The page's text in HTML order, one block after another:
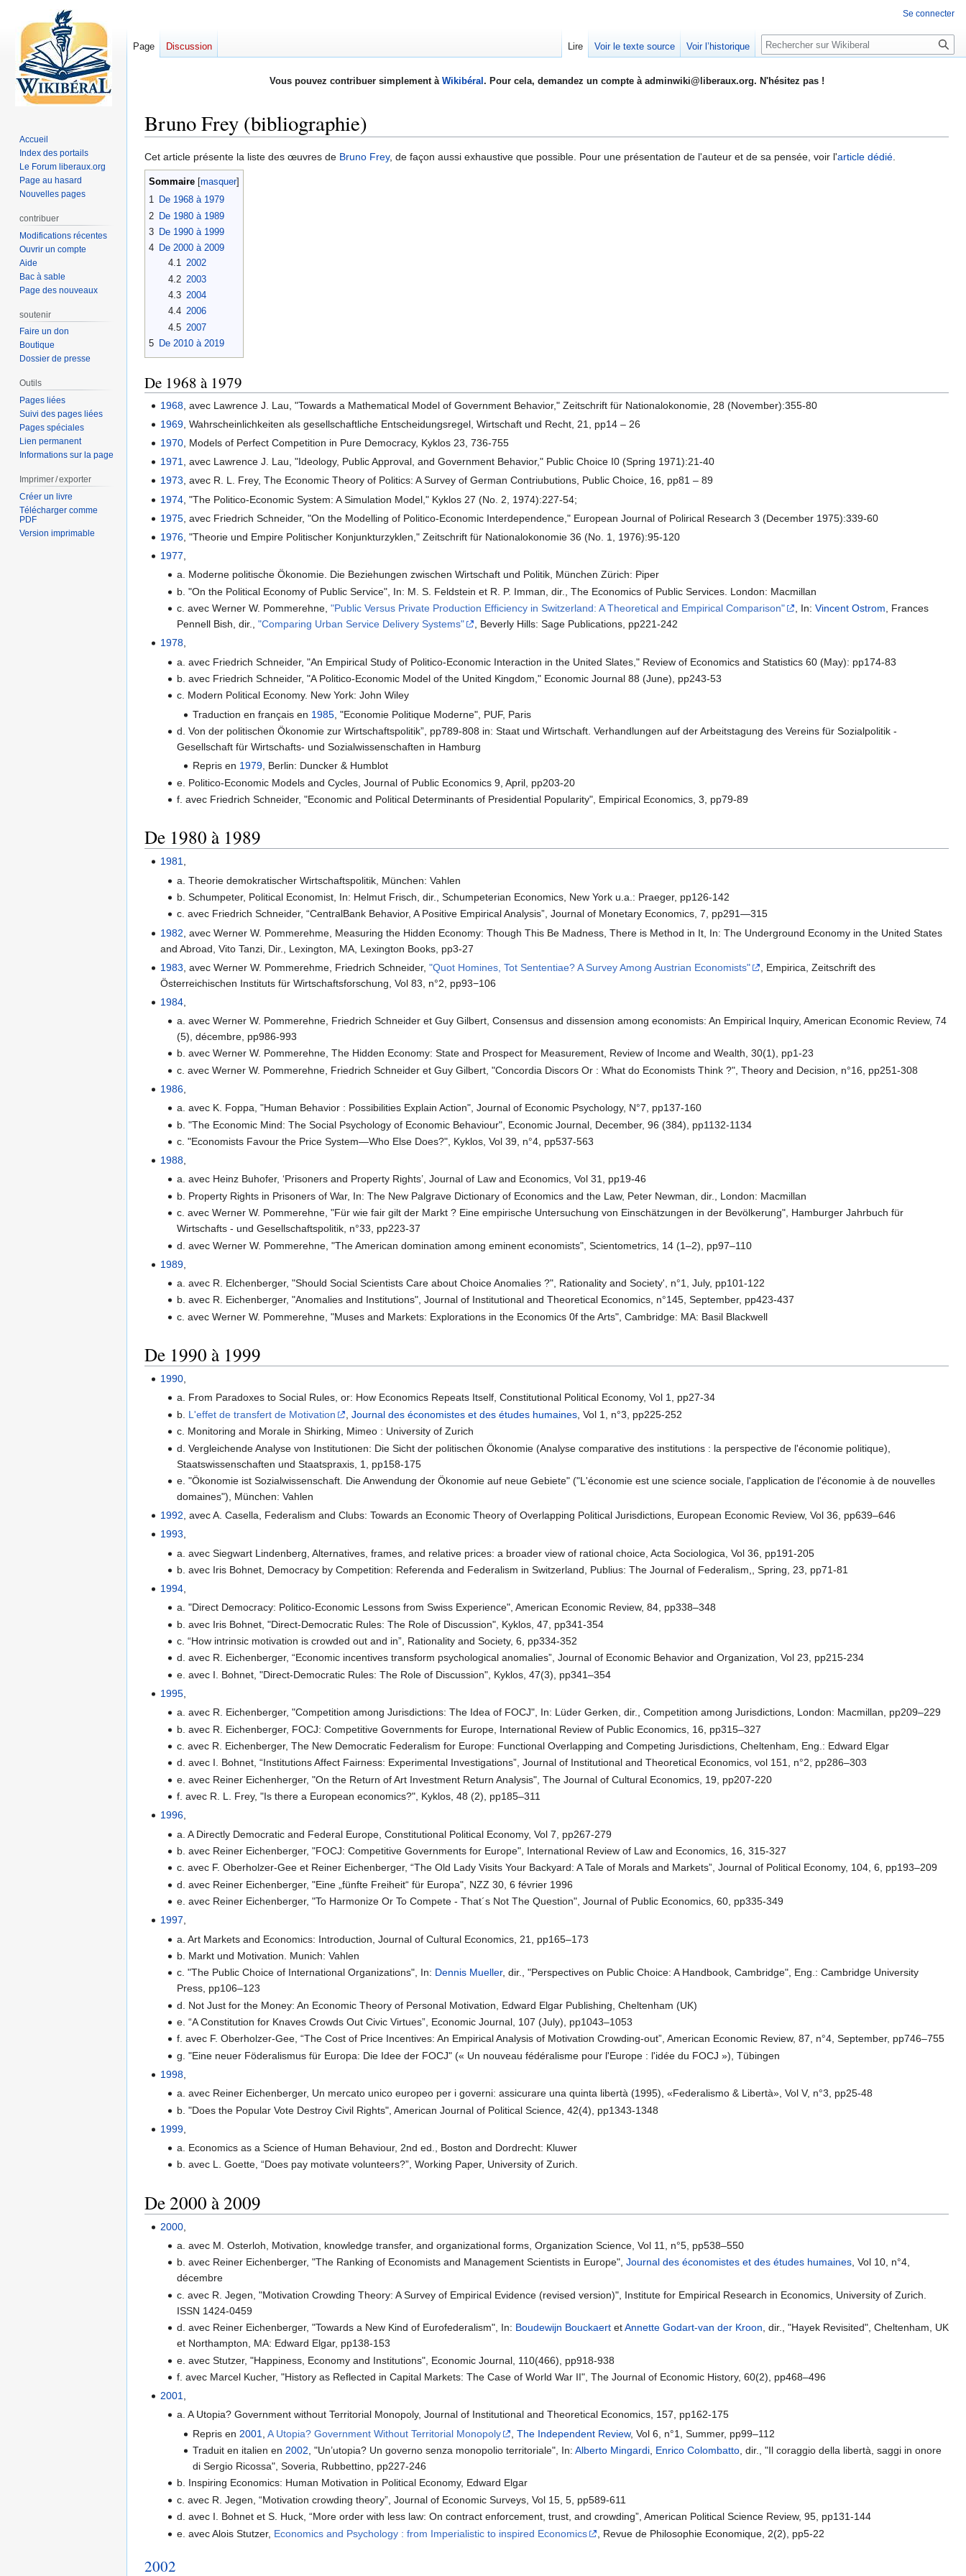
Vous pouvez contribuer simplement à Wikibéral . Pour cela, demandez un compte à adminwiki@liberaux.org. N'hésitez pas !
Bruno Frey (bibliographie)
Aller
à
la
navigation
Aller
à
la
recherche
Cet article présente la liste des œuvres de Bruno Frey, de façon aussi exhaustive que possible. Pour une présentation de l'auteur et de sa pensée, voir l'article dédié.
Sommaire
1 De 1968 à 1979
2 De 1980 à 1989
3 De 1990 à 1999
4 De 2000 à 2009
4.1 2002
4.2 2003
4.3 2004
4.4 2006
4.5 2007
5 De 2010 à 2019
De 1968 à 1979
1968 , avec Lawrence J. Lau, "Towards a Mathematical Model of Government Behavior," Zeitschrift für Nationalokonomie, 28 (November):355-80
1969 , Wahrscheinlichkeiten als gesellschaftliche Entscheidungsregel, Wirtschaft und Recht, 21, pp14 – 26
1970 , Models of Perfect Competition in Pure Democracy, Kyklos 23, 736-755
1971, avec Lawrence J. Lau, "Ideology, Public Approval, and Government Behavior," Public Choice I0 (Spring 1971):21-40
1973, avec R. L. Frey, The Economic Theory of Politics: A Survey of German Contriubutions, Public Choice, 16, pp81 – 89
1974 , "The Politico-Economic System: A Simulation Model," Kyklos 27 (No. 2, 1974):227-54;
1975 , avec Friedrich Schneider, "On the Modelling of Politico-Economic Interdependence," European Journal of Polirical Research 3 (December 1975):339-60
1976 , "Theorie und Empire Politischer Konjunkturzyklen," Zeitschrift für Nationalokonomie 36 (No. 1, 1976):95-120
1977,
a. Moderne politische Ökonomie. Die Beziehungen zwischen Wirtschaft und Politik, München Zürich: Piper
b. "On the Political Economy of Public Service", In: M. S. Feldstein et R. P. Imman, dir., The Economics of Public Services. London: Macmillan
c. avec Werner W. Pommer­ehne, "Public Versus Private Production Efficiency in Switzerland: A Theoretical and Empirical Comparison" , In: Vincent Ostrom , Frances
Pennell Bish, dir., "Comparing Urban Service Delivery Systems"
, Beverly Hills: Sage Publications, pp221-242
1978,
a. avec Friedrich Schneider, "An Empirical Study of Politico-Economic Interaction in the United Slates," Review of Economics and Statistics 60 (May): pp174-83
b. avec Friedrich Schneider, "A Politico-Economic Model of the United Kingdom," Economic Journal 88 (June), pp243-53
c. Modern Political Economy. New York: John Wiley
Traduction en français en 1985 , "Economie Politique Moderne", PUF, Paris
d. Von der politischen Ökonomie zur Wirtschaftspolitik”, pp789-808 in: Staat und Wirtschaft. Verhandlungen auf der Arbeitstagung des Vereins für Sozialpolitik -
Gesellschaft für Wirtschafts- und Sozialwissenschaften in Hamburg
Repris en 1979 , Berlin: Duncker & Humblot
e. Politico-Economic Models and Cycles, Journal of Public Economics 9, April, pp203-20
f. avec Friedrich Schneider, "Economic and Political Determinants of Presidential Popularity", Empirical Economics, 3, pp79-89
De 1980 à 1989
1981,
a. Theorie demokratischer Wirtschaftspolitik, München: Vahlen
b. Schumpeter, Political Economist, In: Helmut Frisch, dir., Schumpeterian Economics, New York u.a.: Praeger, pp126-142
c. avec Friedrich Schneider, “CentralBank Behavior, A Positive Empirical Analysis”, Journal of Monetary Economics, 7, pp291—315
1982 , avec Werner W. Pommerehme, Measuring the Hidden Economy: Though This Be Madness, There is Method in It, In: The Underground Economy in the United States
and Abroad, Vito Tanzi, Dir., Lexington, MA, Lexington Books, pp3-27
1983 , avec Werner W. Pommerehme, Friedrich Schneider,"Quot Homines, Tot Sententiae? A Survey Among Austrian Economists"
, Empirica, Zeitschrift des
Österreichischen Instituts für Wirtschaftsforschung, Vol 83, n°2, pp93−106
1984
a. avec Werner W. Pommerehne, Friedrich Schneider et Guy Gilbert, Consensus and dissension among economists: An Empirical Inquiry, American Economic Review, 74
(5), décembre, pp986-993
b. avec Werner W. Pommerehne, The Hidden Economy: State and Prospect for Measurement, Review of Income and Wealth, 30(1), pp1-23
c. avec Werner W. Pommerehne, Friedrich Schneider et Guy Gilbert, "Concordia Discors Or : What do Economists Think ?", Theory and Decision, n°16, pp251-308
1986
a. avec K. Foppa, "Human Behavior : Possibilities Explain Action", Journal of Economic Psychology, N°7, pp137-160
b. "The Economic Mind: The Social Psychology of Economic Behaviour", Economic Journal, December, 96 (384), pp1132-1134
c. "Economists Favour the Price System—Who Else Does?", Kyklos, Vol 39, n°4, pp537-563
1988,
a. avec Heinz Buhofer, ‘Prisoners and Property Rights’, Journal of Law and Economics, Vol 31, pp19-46
b. Property Rights in Prisoners of War, In: The New Palgrave Dictionary of Economics and the Law, Peter Newman, dir., London: Macmillan
c. avec Werner W. Pommerehne, "Für wie fair gilt der Markt ? Eine empirische Untersuchung von Einschätzungen in der Bevölkerung", Hamburger Jahrbuch für
Wirtschafts - und Gesellschaftspolitik, n°33, pp223-37
d. avec Werner W. Pommerehne, "The American domination among eminent economists", Scientometrics, 14 (1–2), pp97–110
1989
a. avec R. Elchenberger, "Should Social Scientists Care about Choice Anomalies ?", Rationality and Society', n°1, July, pp101-122
b. avec R. Eichenberger, "Anomalies and Institutions", Journal of Institutional and Theoretical Economics, n°145, September, pp423-437
c. avec Werner W. Pommerehne, "Muses and Markets: Explorations in the Economics 0f the Arts", Cambridge: MA: Basil Blackwell
De 1990 à 1999
1990,
a. From Paradoxes to Social Rules, or: How Economics Repeats Itself, Constitutional Political Economy, Vol 1, pp27-34
b. L'effet de transfert de Motivation Journal des économistes et des études humaines, Vol 1, n°3, pp225-252
c. Monitoring and Morale in Shirking, Mimeo : University of Zurich
d. Vergleichende Analyse von Institutionen: Die Sicht der politischen Ökonomie (Analyse comparative des institutions : la perspective de l'économie politique),
Staatswissenschaften und Staatspraxis, 1, pp158-175
e. "Ökonomie ist Sozialwissenschaft. Die Anwendung der Ökonomie auf neue Gebiete" ("L'économie est une science sociale, l'application de l'économie à de nouvelles
domaines"), München: Vahlen
1992 , avec A. Casella, Federalism and Clubs: Towards an Economic Theory of Overlapping Political Jurisdictions, European Economic Review, Vol 36, pp639–646
1993,
a. avec Siegwart Lindenberg, Alternatives, frames, and relative prices: a broader view of rational choice, Acta Sociologica, Vol 36, pp191-205
b. avec Iris Bohnet, Democracy by Competition: Referenda and Federalism in Switzerland, Publius: The Journal of Federalism,, Spring, 23, pp71-81
1994
a. "Direct Democracy: Politico-Economic Lessons from Swiss Experience", American Economic Review, 84, pp338–348
b. avec Iris Bohnet, "Direct-Democratic Rules: The Role of Discussion", Kyklos, 47, pp341-354
c. “How intrinsic motivation is crowded out and in”, Rationality and Society, 6, pp334-352
d. avec R. Eichenberger, “Economic incentives transform psychological anomalies”, Journal of Economic Behavior and Organization, Vol 23, pp215-234
e. avec I. Bohnet, "Direct-Democratic Rules: The Role of Discussion", Kyklos, 47(3), pp341–354
1995
a. avec R. Eichenberger, "Competition among Jurisdictions: The Idea of FOCJ", In: Lüder Gerken, dir., Competition among Jurisdictions, London: Macmillan, pp209–229
b. avec R. Eichenberger, FOCJ: Competitive Governments for Europe, International Review of Public Economics, 16, pp315–327
c. avec R. Eichenberger, The New Democratic Federalism for Europe: Functional Overlapping and Competing Jurisdictions, Cheltenham, Eng.: Edward Elgar
d. avec I. Bohnet, “Institutions Affect Fairness: Experimental Investigations”, Journal of Institutional and Theoretical Economics, vol 151, n°2, pp286–303
e. avec Reiner Eichenherger, "On the Return of Art Investment Return Analysis", The Journal of Cultural Economics, 19, pp207-220
f. avec R. L. Frey, "Is there a European economics?", Kyklos, 48 (2), pp185–311
1996,
a. A Directly Democratic and Federal Europe, Constitutional Political Economy, Vol 7, pp267-279
b. avec Reiner Eichenberger, "FOCJ: Competitive Governments for Europe", International Review of Law and Economics, 16, 315-327
c. avec F. Oberholzer-Gee et Reiner Eichenberger, “The Old Lady Visits Your Backyard: A Tale of Morals and Markets”, Journal of Political Economy, 104, 6, pp193–209
d. avec Reiner Eichenberger, "Eine „fünfte Freiheit“ für Europa", NZZ 30, 6 février 1996
e. avec Reiner Eichenberger, "To Harmonize Or To Compete - That´s Not The Question", Journal of Public Economics, 60, pp335-349
1997,
a. Art Markets and Economics: Introduction, Journal of Cultural Economics, 21, pp165–173
b. Markt und Motivation. Munich: Vahlen
c. "The Public Choice of International Organizations", In: Dennis Mueller, dir., "Perspectives on Public Choice: A Handbook, Cambridge", Eng.: Cambridge University
Press, pp106–123
d. Not Just for the Money: An Economic Theory of Personal Motivation, Edward Elgar Publishing, Cheltenham (UK)
e. “A Constitution for Knaves Crowds Out Civic Virtues”, Economic Journal, 107 (July), pp1043–1053
f. avec F. Oberholzer-Gee, “The Cost of Price Incentives: An Empirical Analysis of Motivation Crowding-out”, American Economic Review, 87, n°4, September, pp746–755
g. "Eine neuer Föderalismus für Europa: Die Idee der FOCJ" (« Un nouveau fédéralisme pour l'Europe : l'idée du FOCJ »), Tübingen
1998
a. avec Reiner Eichenberger, Un mercato unico europeo per i governi: assicurare una quinta libertà (1995), «Federalismo & Libertà», Vol V, n°3, pp25-48
b. "Does the Popular Vote Destroy Civil Rights", American Journal of Political Science, 42(4), pp1343-1348
1999
a. Economics as a Science of Human Behaviour, 2nd ed., Boston and Dordrecht: Kluwer
b. avec L. Goette, “Does pay motivate volunteers?”, Working Paper, University of Zurich.
De 2000 à 2009
2000
a. avec M. Osterloh, Motivation, knowledge transfer, and organizational forms, Organization Science, Vol 11, n°5, pp538–550
b. avec Reiner Eichenberger, "The Ranking of Economists and Management Scientists in Europe", Journal des économistes et des études humaines, Vol 10, n°4,
décembre
c. avec R. Jegen, "Motivation Crowding Theory: A Survey of Empirical Evidence (revised version)", Institute for Empirical Research in Economics, University of Zurich.
ISSN 1424-0459
d. avec Reiner Eichenberger, "Towards a New Kind of Eurofederalism", In: Boudewijn BouckaertetAnnette Godart-van der Kroon, dir., "Hayek Revisited", Cheltenham, UK
et Northampton, MA: Edward Elgar, pp138-153
e. avec Stutzer, "Happiness, Economy and Institutions", Economic Journal, 110(466), pp918-938
f. avec Marcel Kucher, "History as Reflected in Capital Markets: The Case of World War II", The Journal of Economic History, 60(2), pp468–496
2001
a. A Utopia? Government without Territorial Monopoly, Journal of Institutional and Theoretical Economics, 157, pp162-175
Repris en 2001 ,A Utopia? Government Without Territorial Monopoly ,The Independent Review, Vol 6, n°1, Summer, pp99–112
Traduit en italien en 2002 , "Un’utopia? Un governo senza monopolio territoriale", In:Alberto Mingardi Enrico Colombatto , dir., "Il coraggio della libertà, saggi in onore
di Sergio Ricossa", Soveria, Rubbettino, pp227-246
b. Inspiring Economics: Human Motivation in Political Economy, Edward Elgar
c. avec R. Jegen, “Motivation crowding theory”, Journal of Economic Surveys, Vol 15, 5, pp589-611
d. avec I. Bohnet et S. Huck, “More order with less law: On contract enforcement, trust, and crowding”, American Political Science Review, 95, pp131-144
e. avec Alois Stutzer, Economics and Psychology : from Imperialistic to inspired Economics , Revue de Philosophie Economique, 2(2), pp5-22
2002
Se connecter
Page Discussion Lire Voir le texte source Voir l’historique Rechercher
Accueil
Index des portails
Le Forum liberaux.org
Page au hasard
Nouvelles pages
contribuer
Modifications récentes
Ouvrir un compte
Aide
Bac à sable
Page des nouveaux
soutenir
Faire un don
Boutique
Dossier de presse
Outils
Pages liées
Suivi des pages liées
Pages spéciales
Lien permanent
Informations sur la page
Imprimer / exporter
Créer un livre
Télécharger comme
PDF
Version imprimable